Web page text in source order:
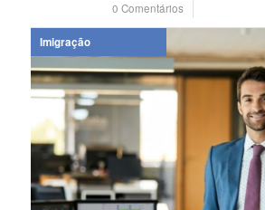
0 Comentários
/
Imigração